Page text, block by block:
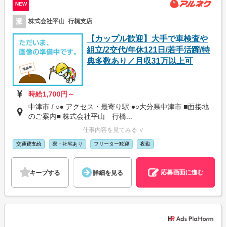
NEW
派 株式会社平山_行橋支店
【カップル歓迎】大手で車検査や
組立/2交代/年休121日/若手活躍/特
典多数あり／月収31万以上可
時給1,700円～
中津市 / ○● アクセス・最寄り駅 ●○大分県中津市 ■面接地
のご案内■ 株式会社平山 行橋...
仕事内容を見てみる ∨
交通費支給 寮・社宅あり フリーター歓迎 夜勤
キープする 詳細を見る 応募画面に進む